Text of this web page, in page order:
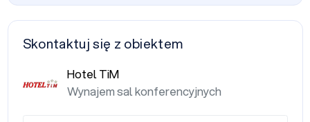
Skontaktuj się z obiektem
Hotel TiM
Wynajem sal konferencyjnych